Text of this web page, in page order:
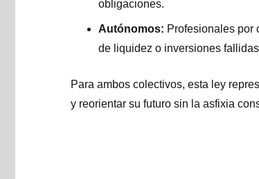
obligaciones.
Autónomos: Profesionales por
de liquidez o inversiones
Para ambos colectivos, esta ley
y reorientar su futuro sin la asfixia